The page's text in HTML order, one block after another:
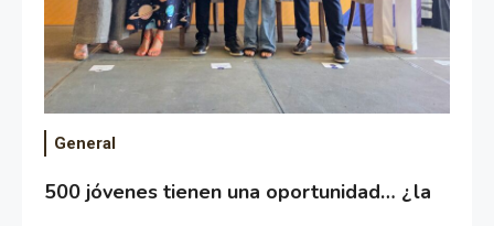
General
500 jóvenes tienen una oportunidad… ¿la